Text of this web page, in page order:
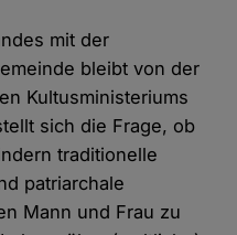
mit der
bleibt von der
Kultusministeriums
sich die Frage, ob
traditionelle
patriarchale
Mann und Frau zu